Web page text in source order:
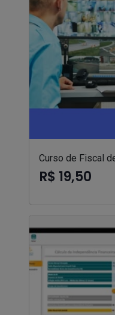
Curso de Fiscal
R$ 19,50